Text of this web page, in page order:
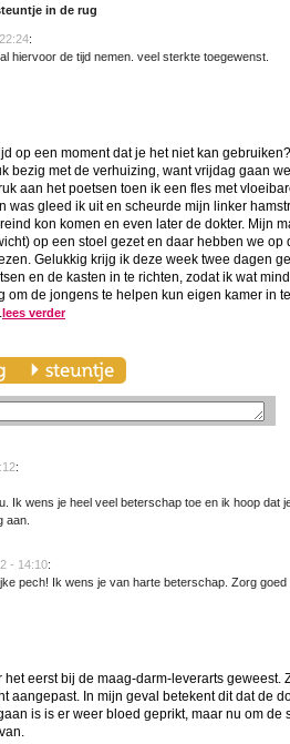
in de rug
:
hiervoor de tijd nemen. veel sterkte toegewenst.
op een moment dat je het niet kan gebruiken?
bezig met de verhuizing, want vrijdag gaan
aan het poetsen toen ik een fles met
was gleed ik uit en scheurde mijn linker
kon komen en even later de dokter. Mijn
op een stoel gezet en daar hebben we op
Gelukkig krijg ik deze week twee dagen
en de kasten in te richten, zodat ik wat
om de jongens te helpen kun eigen kamer in
lees verder
:
Ik wens je heel veel beterschap toe en ik hoop dat
aan.
- 14:10:
pech! Ik wens je van harte beterschap. Zorg goed
het eerst bij de maag-darm-leverarts
aangepast. In mijn geval betekent dit dat de
is is er weer bloed geprikt, maar nu om